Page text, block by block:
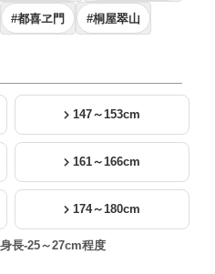
#都喜ヱ門 #桐屋翠山
147～153cm
161～166cm
174～180cm
長-25～27cm程度